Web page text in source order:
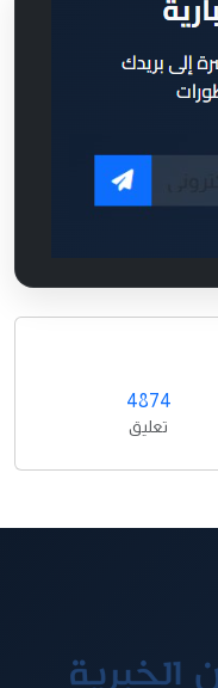
4874
تعليق